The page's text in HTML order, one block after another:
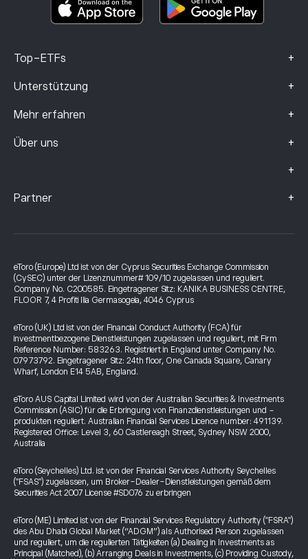
Top-ETFs +
Unterstützung +
Mehr erfahren +
Über uns +
+
Partner +
eToro (Europe) Ltd ist von der Cyprus Securities Exchange Commission
(CySEC) unter der Lizenznummer# 109/10 zugelassen und reguliert.
Company No. C200585. Eingetragener Sitz: KANIKA BUSINESS CENTRE,
FLOOR 7, 4 Profiti Ilia Germasogeia, 4046 Cyprus
eToro (UK) Ltd ist von der Financial Conduct Authority (FCA) für
investmentbezogene Dienstleistungen zugelassen und reguliert, mit Firm
Reference Number: 583263. Registriert in England unter Company No.
07973792. Eingetragener Sitz: 24th floor, One Canada Square, Canary
Wharf, London E14 5AB, England.
eToro AUS Capital Limited wird von der Australian Securities & Investments
Commission (ASIC) für die Erbringung von Finanzdienstleistungen und -
produkten reguliert. Australian Financial Services Licence number: 491139.
Registered Office: Level 3, 60 Castlereagh Street, Sydney NSW 2000,
Australia
eToro (Seychelles) Ltd. ist von der Financial Services Authority Seychelles
("FSAS") zugelassen, um Broker-Dealer-Dienstleistungen gemäß dem
Securities Act 2007 License #SD076 zu erbringen
eToro (ME) Limited ist von der Financial Services Regulatory Authority ("FSRA")
des Abu Dhabi Global Market (“ADGM”) als Authorised Person zugelassen
und reguliert, um die regulierten Tätigkeiten (a) Dealing in Investments as
Principal (Matched), (b) Arranging Deals in Investments, (c) Providing Custody,